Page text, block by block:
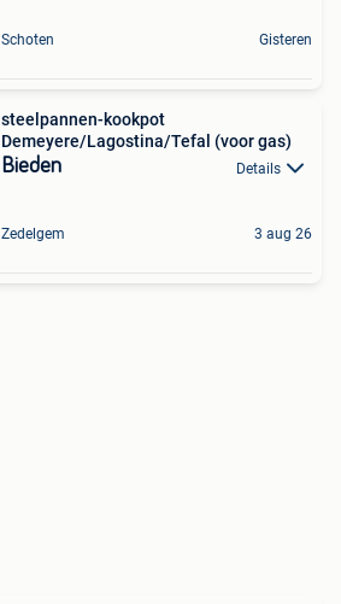
Schoten Gisteren
steelpannen-kookpot
Demeyere/Lagostina/Tefal (voor gas)
Bieden Details
Zedelgem 3 aug 26